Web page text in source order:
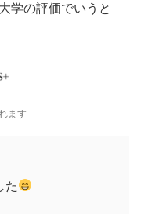
学の評価でいうと
ます
た